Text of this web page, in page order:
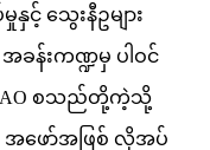
နှင့် သွေးနီဥများ
ခန်းကဏ္ဍမှ ပါဝင်
စသည်တို့ကဲ့သို့
အဖော်အဖြစ် လိုအပ်